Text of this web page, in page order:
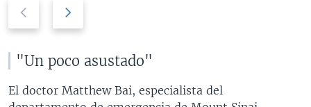
v
i
o
t
l
"Un poco asustado"
El doctor Matthew Bai, especialista del